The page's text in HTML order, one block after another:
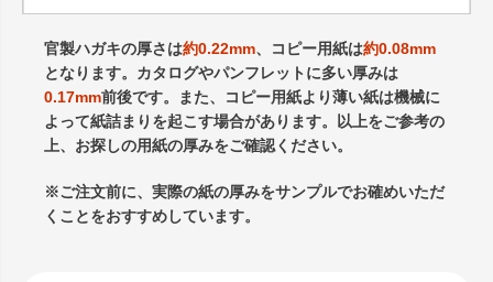
官製ハガキの厚さは約0.22mm、コピー用紙は約0.08mm
となります。カタログやパンフレットに多い厚みは
0.17mm前後です。また、コピー用紙より薄い紙は機械に
よって紙詰まりを起こす場合があります。以上をご参考の
上、お探しの用紙の厚みをご確認ください。
※ご注文前に、実際の紙の厚みをサンプルでお確めいただ
くことをおすすめしています。